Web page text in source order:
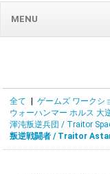
MENU
全て ゲームズ ワークシ
ウォーハンマー ホルス 大
渾沌叛逆兵団 / Traitor
叛逆戦闘者 / Traitor